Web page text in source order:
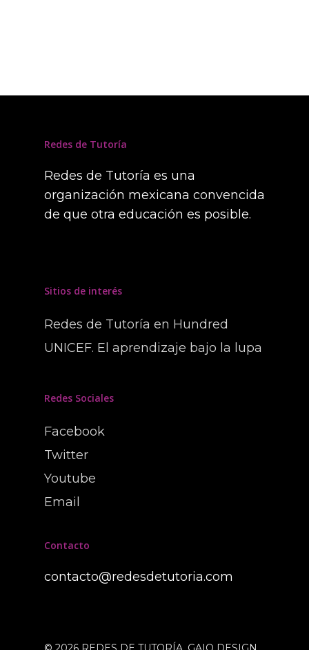
Redes de Tutoría
Redes de Tutoría es una
organización mexicana convencida
de que otra educación es posible.
Sitios de interés
Redes de Tutoría en Hundred
UNICEF. El aprendizaje bajo la lupa
Redes Sociales
Facebook
Twitter
Youtube
Email
Contacto
contacto@redesdetutoria.com